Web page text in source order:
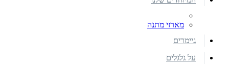
מארזי מתנה
גיימרים
על גלגלים